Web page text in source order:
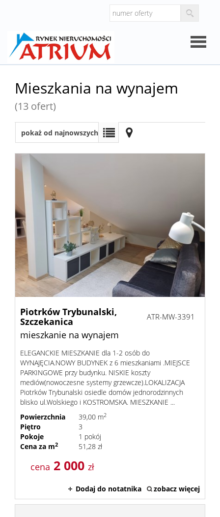
Domy
Dzialki
Lokale
Hale
Mieszkania na wynajem
(13 ofert)
pokaż od najnowszych
Piotrków Trybunalski,
Szczekanica
mieszkanie na wynajem
ATR-MW-3391
ELEGANCKIE MIESZKANIE dla 1-2 osób do
WYNAJĘCIA.NOWY BUDYNEK z 6 mieszkaniami .MIEJSCE
PARKINGOWE przy budynku. NISKIE koszty
mediów(nowoczesne systemy grzewcze).LOKALIZACJA
Piotrków Trybunalski osiedle domów jednorodzinnych
blisko ul.Wolskiego i KOSTROMSKA. MIESZKANIE ...
Powierzchnia
39,00 m2
Piętro
3
Pokoje
1 pokój
Cena za m2 51,28 zł
cena 2 000 zł
Dodaj do notatnika zobacz więcej